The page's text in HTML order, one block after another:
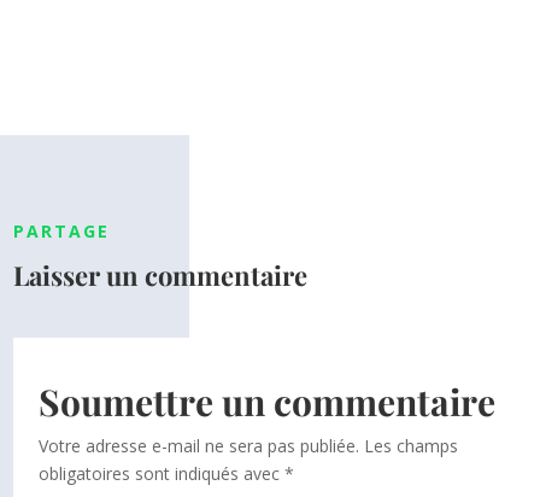
PARTAGE
Laisser un commentaire
Soumettre un commentaire
Votre adresse e-mail ne sera pas publiée. Les champs
obligatoires sont indiqués avec*